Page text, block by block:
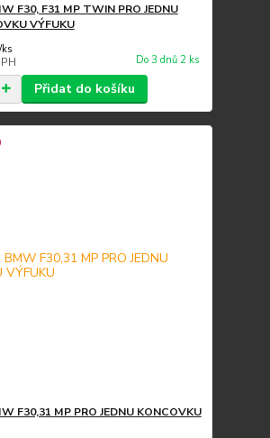
F30, F31 MP TWIN PRO JEDNU
VÝFUKU
ks
Do 3 dnů 2 ks
Přidat do košíku
F30,31 MP PRO JEDNU KONCOVKU